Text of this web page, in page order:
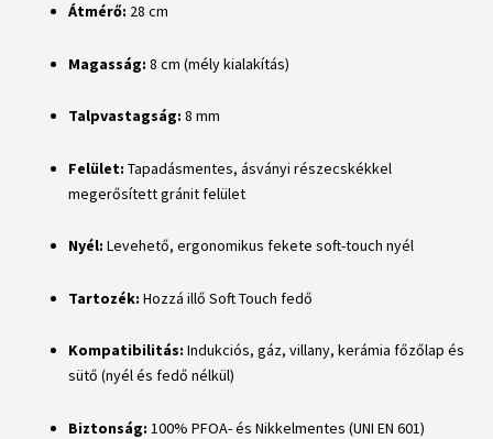
Átmérő: 28 cm
Magasság: 8 cm (mély kialakítás)
Talpvastagság: 8 mm
Felület: Tapadásmentes, ásványi részecskékkel
megerősített gránit felület
Nyél: Levehető, ergonomikus fekete soft-touch nyél
Tartozék: Hozzá illő Soft Touch fedő
Kompatibilitás: Indukciós, gáz, villany, kerámia főzőlap és
sütő (nyél és fedő nélkül)
Biztonság: 100% PFOA- és Nikkelmentes (UNI EN 601)